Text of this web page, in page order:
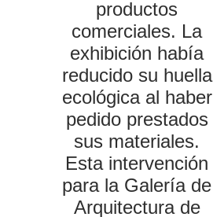
productos
comerciales. La
exhibición había
reducido su huella
ecológica al haber
pedido prestados
sus materiales.
Esta intervención
para la Galería de
Arquitectura de